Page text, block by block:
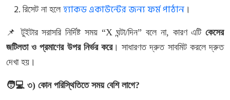
রিসেট না হলে হ্যাকড একাউন্টের জন্য ফর্ম পাঠান ।
📌 টুইটার সরাসরি নির্দিষ্ট সময়“Xঘন্টা/দিন” বলে না, কারণ এটি কেসের
জটিলতা ও প্রমাণের উপর নির্ভর করে। সাধারণত দ্রুত সাবমিট করলে দ্রুত
দেখা হয়।
🧑💻 ৩) কোন পরিস্থিতিতে সময় বেশি লাগে?